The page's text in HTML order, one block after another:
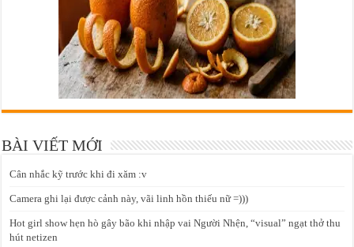
BÀI VIẾT MỚI
Cân nhắc kỹ trước khi đi xăm :v
Camera ghi lại được cảnh này, vãi linh hồn thiếu nữ =)))
Hot girl show hẹn hò gây bão khi nhập vai Người Nhện, “visual” ngạt thở thu
hút netizen